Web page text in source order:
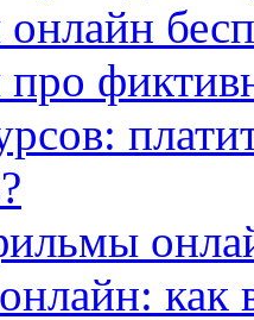
как